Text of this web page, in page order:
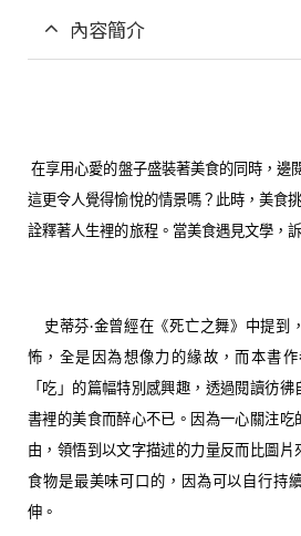
內容簡介
在享用心愛的盤子盛裝著美食的同時，邊
這更令人覺得愉悅的情景嗎？此時，美食
詮釋著人生裡的旅程。當美食遇見文學，
史蒂芬‧金曾經在《死亡之舞》中提到
怖，全是因為想像力的緣故，而本書
「吃」的篇幅特別感興趣，透過閱讀彷
書裡的美食而醉心不已。因為一心關注
由，領悟到以文字描述的力量反而比圖
食物是最美味可口的，因為可以自行持
伸。